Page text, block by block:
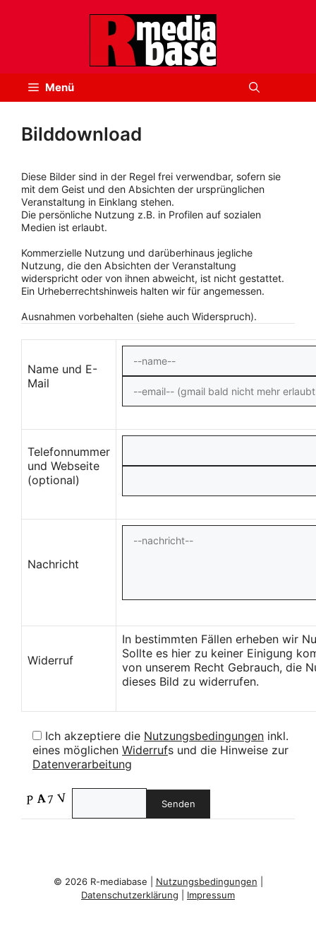
Menü
Bilddownload
Diese Bilder sind in der Regel frei verwendbar, sofern sie
mit dem Geist und den Absichten der ursprünglichen
Veranstaltung in Einklang stehen.
Die persönliche Nutzung z.B. in Profilen auf sozialen
Medien ist erlaubt.
Kommerzielle Nutzung und darüberhinaus jegliche
Nutzung, die den Absichten der Veranstaltung
widerspricht oder von ihnen abweicht, ist nicht gestattet.
Ein Urheberrechtshinweis halten wir für angemessen.
Ausnahmen vorbehalten (siehe auch Widerspruch).
Name und E-
Mail
Telefonnummer
und Webseite
(optional)
Nachricht
Widerruf
In bestimmten Fällen erheben wir
Sollte es hier zu keiner Einigung
von unserem Recht Gebrauch, die
dieses Bild zu widerrufen.
Ich akzeptiere die Nutzungsbedingungen inkl.
eines möglichen Widerrufs und die Hinweise zur
Datenverarbeitung
© 2026 R-mediabase | Nutzungsbedingungen
Datenschutzerklärung
Impressum